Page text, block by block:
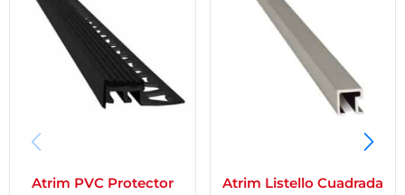
Atrim PVC Protector
Atrim Listello Cuadrada